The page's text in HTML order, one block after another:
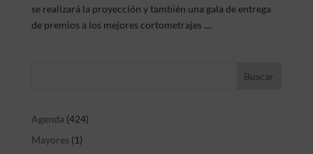
se realizará la proyección y también una gala de entrega
de premios a los mejores cortometrajes ....
Agenda (424)
Mayores (1)